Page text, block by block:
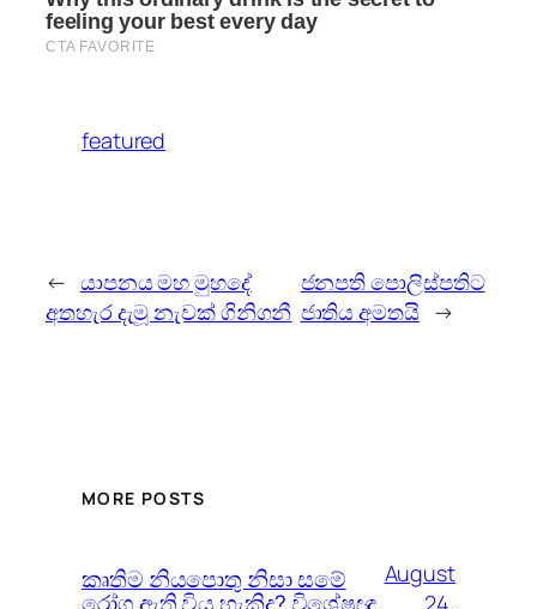
featured
← යාපනය මහ මුහදේ
අතහැර දැමූ නැවක් ගිනිගනී
ජනපති පොලිස්පතිට
ජාතිය අමතයි →
MORE POSTS
කෘතිම නියපොතු නිසා සමේ
August
24,